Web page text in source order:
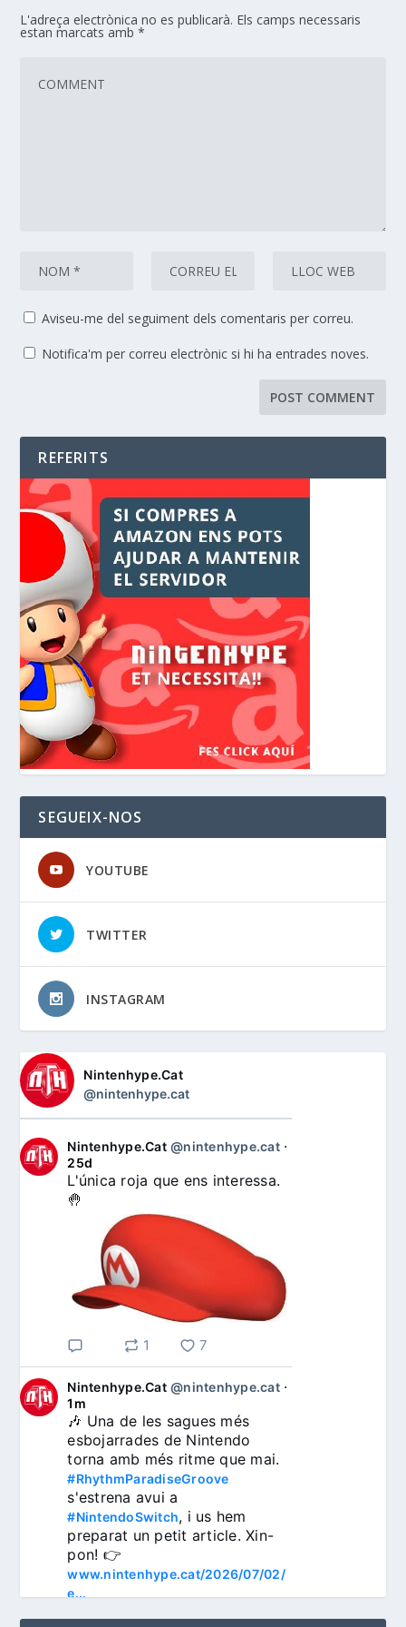
L'adreça electrònica no es publicarà. Els camps necessaris
estan marcats amb*
Aviseu-me del seguiment dels comentaris per correu.
Notifica'm per correu electrònic si hi ha entrades noves.
REFERITS
SEGUEIX-NOS
YOUTUBE
TWITTER
INSTAGRAM
Nintenhype.Cat
@nintenhype.cat
Nintenhype.Cat @nintenhype.cat⋅
25d
L'única roja que ens interessa.
🤚
1 7
Nintenhype.Cat @nintenhype.cat⋅
1m
🎶 Una de les sagues més
esbojarrades de Nintendo
#RhythmParadiseGroove
#NintendoSwitch, i us hem
preparat un petit article. Xin-
www.nintenhype.cat/2026/07/02/
e...